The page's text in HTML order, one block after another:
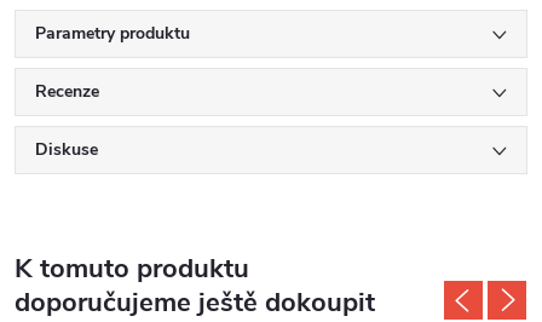
Parametry produktu
Recenze
Diskuse
K tomuto produktu
doporučujeme ještě dokoupit